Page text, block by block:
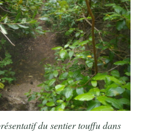
du sentier touffu dans